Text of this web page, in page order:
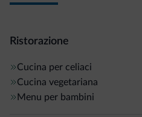
Questo bed & breakfast si
richiesta, potrete partecipare a
Ristorazione
Cucina per celiaci
Cucina vegetariana
Menu per bambini